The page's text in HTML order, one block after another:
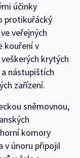
účinky
protikuřácký
veřejných
kouření v
krytých
nástupištích
zařízení.
sněmovnou,
komory
v únoru připojil